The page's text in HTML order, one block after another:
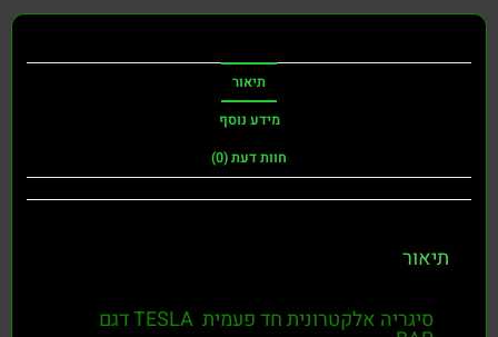
מידע נוסף
חוות דעת (0)
סיגריה אלקטרונית חד פעמית TESLA דגם